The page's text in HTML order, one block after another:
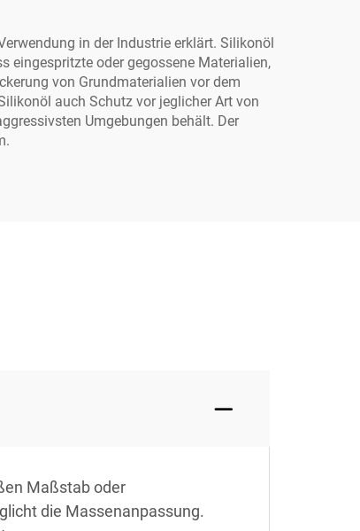
in der Industrie erklärt. Silikonöl
eingespritzte oder gegossene Materialien,
von Grundmaterialien vor dem
auch Schutz vor jeglicher Art von
Umgebungen behält. Der
Maßstab oder
die Massenanpassung.